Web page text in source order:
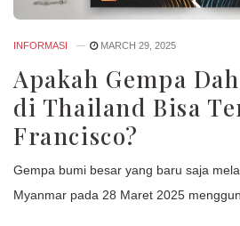
INFORMASI MARCH 29, 2025
Apakah Gempa
di Thailand Bisa
Francisco?
Gempa bumi besar yang baru saja
Myanmar pada 28 Maret 2025